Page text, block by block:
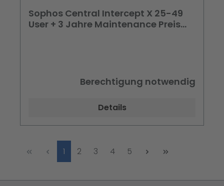
Sophos Central Intercept X 25-49
User + 3 Jahre Maintenance Preis
Berechtigung notwendig
Details
Seite
1 Seite
2 Seite
3 Seite
4 Seite
5